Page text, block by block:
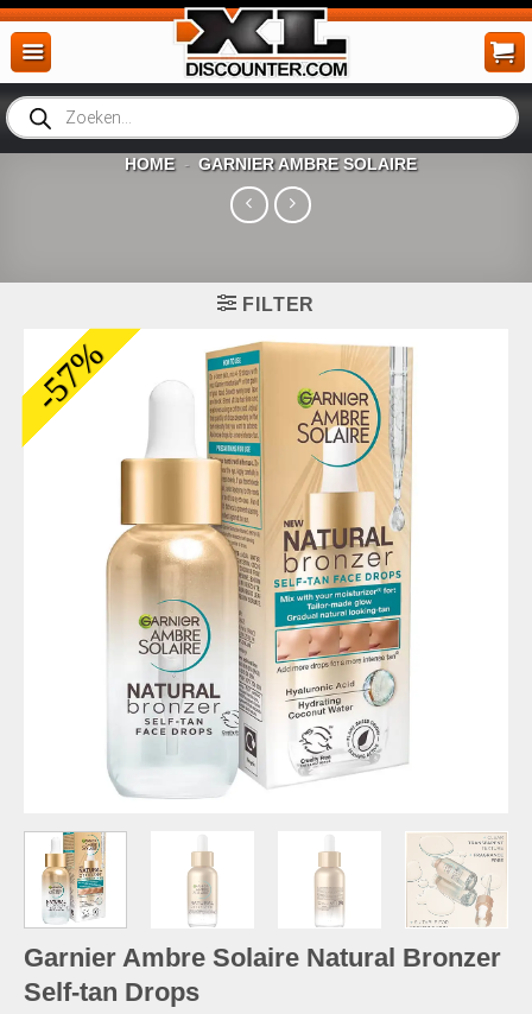
Ga
naar
inhoud
Producten
zoeken
HOME - GARNIER AMBRE SOLAIRE
FILTER
-57%
Garnier Ambre Solaire Natural Bronzer
Self-tan Drops